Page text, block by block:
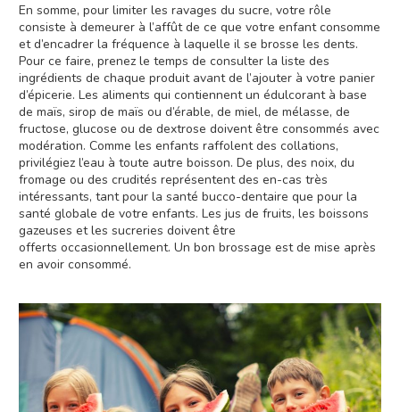
En somme, pour limiter les ravages du sucre, votre rôle
consiste à demeurer à l’affût de ce que votre enfant consomme
et d’encadrer la fréquence à laquelle il se brosse les dents.
Pour ce faire, prenez le temps de consulter la liste des
ingrédients de chaque produit avant de l’ajouter à votre panier
d’épicerie. Les aliments qui contiennent un édulcorant à base
de maïs, sirop de maïs ou d’érable, de miel, de mélasse, de
fructose, glucose ou de dextrose doivent être consommés avec
modération. Comme les enfants raffolent des collations,
privilégiez l’eau à toute autre boisson. De plus, des noix, du
fromage ou des crudités représentent des en-cas très
intéressants, tant pour la santé bucco-dentaire que pour la
santé globale de votre enfants. Les jus de fruits, les boissons
gazeuses et les sucreries doivent être
offerts occasionnellement. Un bon brossage est de mise après
en avoir consommé.